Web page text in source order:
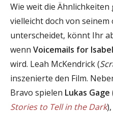
Wie weit die
vielleicht doch von
unterscheidet, könnt Ihr
wenn Voicemails for
wird. Leah McKendrick (
inszenierte den Film.
Bravo spielen Lukas Gage
Stories to Tell in the Dark),